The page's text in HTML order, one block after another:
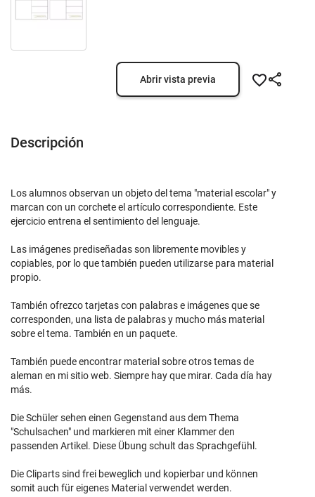
Abrir vista previa
Descripción
Los alumnos observan un objeto del tema "material escolar" y
marcan con un corchete el artículo correspondiente. Este
ejercicio entrena el sentimiento del lenguaje.
Las imágenes prediseñadas son libremente movibles y
copiables, por lo que también pueden utilizarse para material
propio.
También ofrezco tarjetas con palabras e imágenes que se
corresponden, una lista de palabras y mucho más material
sobre el tema. También en un paquete.
También puede encontrar material sobre otros temas de
aleman en mi sitio web. Siempre hay que mirar. Cada día hay
más.
Die Schüler sehen einen Gegenstand aus dem Thema
"Schulsachen" und markieren mit einer Klammer den
passenden Artikel. Diese Übung schult das Sprachgefühl.
Die Cliparts sind frei beweglich und kopierbar und können
somit auch für eigenes Material verwendet werden.